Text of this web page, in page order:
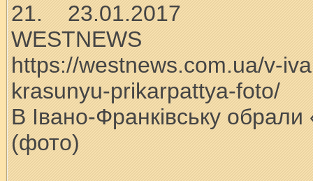
21. 23.01.2017
WESTNEWS
https://westnews.com.ua/v-
krasunyu-prikarpattya-foto/
В Івано-Франківську
(фото)